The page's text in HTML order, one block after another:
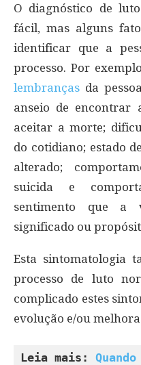
O diagnóstico de
fácil, mas alguns
identificar que a
processo. Por
lembranças da
anseio de encontrar
aceitar a morte;
do cotidiano; estado
alterado;
suicida e
sentimento que a
significado ou
Esta sintomatologia
processo de luto
complicado estes
evolução e/ou
Leia mais: